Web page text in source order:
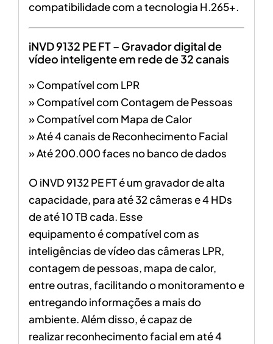
compatibilidade com a tecnologia H.265+.
iNVD 9132 PE FT – Gravador digital de
vídeo inteligente em rede de 32 canais
» Compatível com LPR
» Compatível com Contagem de Pessoas
» Compatível com Mapa de Calor
» Até 4 canais de Reconhecimento Facial
» Até 200.000 faces no banco de dados
O iNVD 9132 PE FT é um gravador de alta
capacidade, para até 32 câmeras e 4 HDs
de até 10 TB cada. Esse
equipamento é compatível com as
inteligências de vídeo das câmeras LPR,
contagem de pessoas, mapa de calor,
entre outras, facilitando o monitoramento e
entregando informações a mais do
ambiente. Além disso, é capaz de
realizar reconhecimento facial em até 4